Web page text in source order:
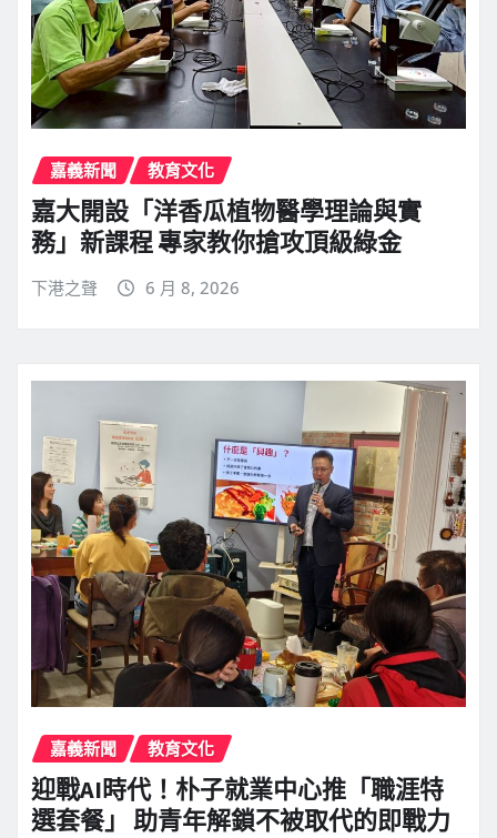
嘉義新聞 教育文化
嘉大開設「洋香瓜植物醫學理論與實
務」新課程 專家教你搶攻頂級綠金
下港之聲 6 月 8, 2026
嘉義新聞 教育文化
迎戰AI時代！朴子就業中心推「職涯特
選套餐」 助青年解鎖不被取代的即戰力